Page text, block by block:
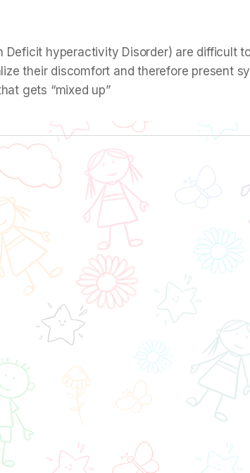
Deficit hyperactivity Disorder) are difficult
their discomfort and therefore present
gets “mixed up”